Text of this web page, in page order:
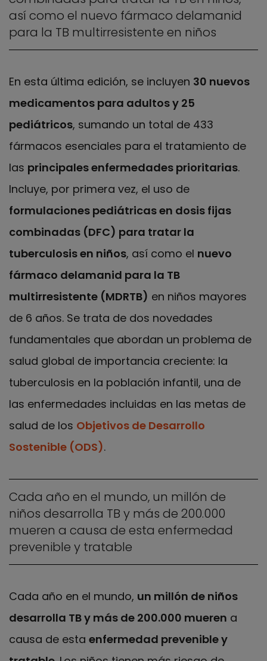
así como el nuevo fármaco delamanid
para la TB multirresistente en niños
En esta última edición, se incluyen 30 nuevos
medicamentos para adultos y 25
pediátricos, sumando un total de 433
fármacos esenciales para el tratamiento de
las principales enfermedades prioritarias.
Incluye, por primera vez, el uso de
formulaciones pediátricas en dosis fijas
combinadas (DFC) para tratar la
tuberculosis en niños, así como el nuevo
fármaco delamanid para la TB
multirresistente (MDRTB) en niños mayores
de 6 años. Se trata de dos novedades
fundamentales que abordan un problema de
salud global de importancia creciente: la
tuberculosis en la población infantil, una de
las enfermedades incluidas en las metas de
salud de los Objetivos de Desarrollo
Sostenible (ODS).
Cada año en el mundo, un millón de
niños desarrolla TB y más de 200.000
mueren a causa de esta enfermedad
prevenible y tratable
Cada año en el mundo, un millón de niños
desarrolla TB y más de 200.000 mueren a
causa de esta enfermedad prevenible y